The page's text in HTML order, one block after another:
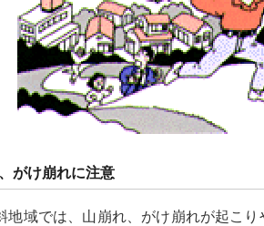
がけ崩れに注意
地域では、山崩れ、がけ崩れが起こ